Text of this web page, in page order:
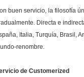
buen servicio, la filosofía
Directa e
Italia, Turquía, Brasil,
renombre.
de Customerized